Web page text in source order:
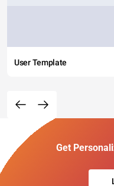
User Template
Get